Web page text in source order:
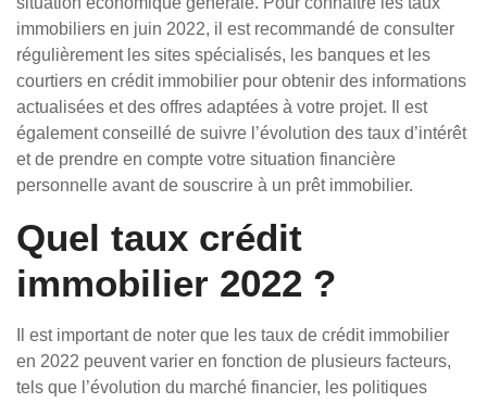
immobiliers en juin 2022, il est recommandé de consulter
régulièrement les sites spécialisés, les banques et les
courtiers en crédit immobilier pour obtenir des informations
actualisées et des offres adaptées à votre projet. Il est
également conseillé de suivre l’évolution des taux d’intérêt
et de prendre en compte votre situation financière
personnelle avant de souscrire à un prêt immobilier.
Quel taux crédit
immobilier 2022 ?
Il est important de noter que les taux de crédit immobilier
en 2022 peuvent varier en fonction de plusieurs facteurs,
tels que l’évolution du marché financier, les politiques